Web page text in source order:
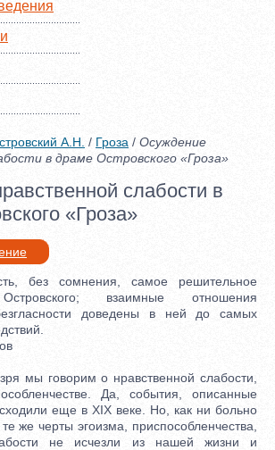
А.Н. / Гроза / Осуждение
в драме Островского «Гроза»
слабости в
«Гроза»
без сомнения, самое решительное
взаимные отношения
доведены в ней до самых
мы говорим о нравственной слабости,
Да, события, описанные
еще в XIX веке. Но, как ни больно
же черты эгоизма, приспособленчества,
не исчезли из нашей жизни и